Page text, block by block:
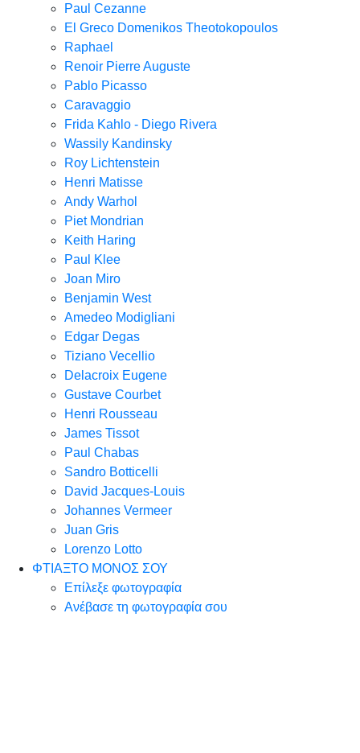
Paul Cezanne
El Greco Domenikos Theotokopoulos
Raphael
Renoir Pierre Auguste
Pablo Picasso
Caravaggio
Frida Kahlo - Diego Rivera
Wassily Kandinsky
Roy Lichtenstein
Henri Matisse
Andy Warhol
Piet Mondrian
Keith Haring
Paul Klee
Joan Miro
Benjamin West
Amedeo Modigliani
Edgar Degas
Tiziano Vecellio
Delacroix Eugene
Gustave Courbet
Henri Rousseau
James Tissot
Paul Chabas
Sandro Botticelli
David Jacques-Louis
Johannes Vermeer
Juan Gris
Lorenzo Lotto
ΦΤΙΑΞΤΟ ΜΟΝΟΣ ΣΟΥ
Επίλεξε φωτογραφία
Ανέβασε τη φωτογραφία σου